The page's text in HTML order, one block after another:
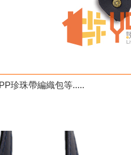
珍珠帶編織包等.....